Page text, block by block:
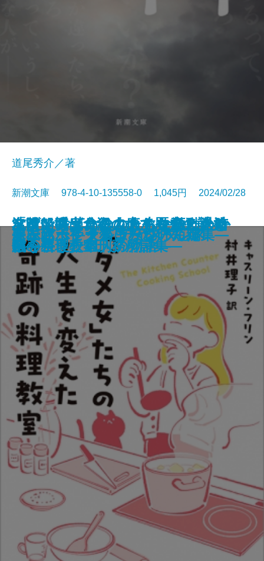
嘘があふれた世界で
巡査たちに敬礼を
希望のゆくえ
飛ぶ男
果ての海
土佐くろしお鉄道殺人事件
出版禁止 ろろるの村滞在記
TIMELESS
雷神
風神の手
道尾秀介／著
新潮文庫 978-4-10-135558-0 1,045円 2024/02/28
「ダメ女」たちの人生を変えた奇
跡の料理教室
屍衣にポケットはない
友喰い―鬼食役人のあやかし退治
帖―
もふもふ―犬猫まみれの短編集―
フランス革命の女たち―激動の時
代を生きた11人の物語―
沈没船博士、海の底で歴史の謎を
追う
オーバーヒート
夢に迷ってタクシーを呼んだ
アンソーシャル ディスタンス
名前で呼ばれたこともなかったか
ら―奈良少年刑務所詩集―